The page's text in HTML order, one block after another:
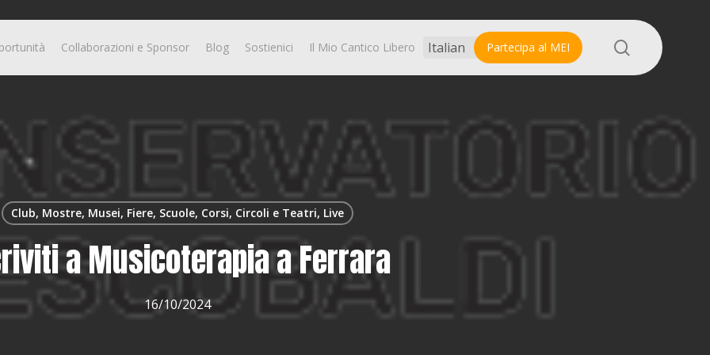
Collaborazioni e Sponsor Blog Sostienici Il Mio Cantico Libero Partecipa al MEI search
Club, Mostre, Musei, Fiere, Scuole, Corsi, Circoli e Teatri, Live
a Musicoterapia a Ferrara
16/10/2024